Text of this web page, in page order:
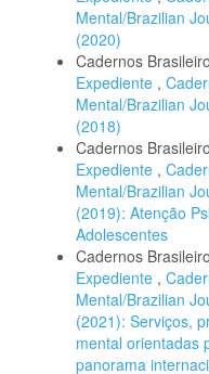
Mental/Brazilian
(2020)
Cadernos
Expediente ,
Mental/Brazilian
(2018)
Cadernos
Expediente ,
Mental/Brazilian
(2019): Atenção
Adolescentes
Cadernos
Expediente ,
Mental/Brazilian
(2021): Serviços,
mental orientadas
panorama